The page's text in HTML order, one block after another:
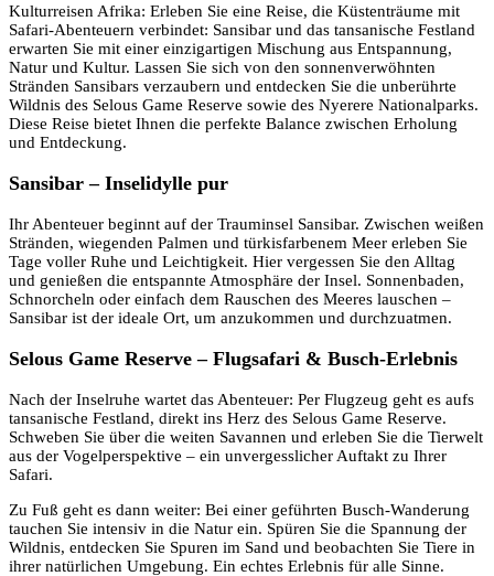
Kulturreisen Afrika: Erleben Sie eine Reise, die Küstenträume mit
Safari-Abenteuern verbindet: Sansibar und das tansanische Festland
erwarten Sie mit einer einzigartigen Mischung aus Entspannung,
Natur und Kultur. Lassen Sie sich von den sonnenverwöhnten
Stränden Sansibars verzaubern und entdecken Sie die unberührte
Wildnis des Selous Game Reserve sowie des Nyerere Nationalparks.
Diese Reise bietet Ihnen die perfekte Balance zwischen Erholung
und Entdeckung.
Sansibar – Inselidylle pur
Ihr Abenteuer beginnt auf der Trauminsel Sansibar. Zwischen weißen
Stränden, wiegenden Palmen und türkisfarbenem Meer erleben Sie
Tage voller Ruhe und Leichtigkeit. Hier vergessen Sie den Alltag
und genießen die entspannte Atmosphäre der Insel. Sonnenbaden,
Schnorcheln oder einfach dem Rauschen des Meeres lauschen –
Sansibar ist der ideale Ort, um anzukommen und durchzuatmen.
Selous Game Reserve – Flugsafari & Busch-Erlebnis
Nach der Inselruhe wartet das Abenteuer: Per Flugzeug geht es aufs
tansanische Festland, direkt ins Herz des Selous Game Reserve.
Schweben Sie über die weiten Savannen und erleben Sie die Tierwelt
aus der Vogelperspektive – ein unvergesslicher Auftakt zu Ihrer
Safari.
Zu Fuß geht es dann weiter: Bei einer geführten Busch-Wanderung
tauchen Sie intensiv in die Natur ein. Spüren Sie die Spannung der
Wildnis, entdecken Sie Spuren im Sand und beobachten Sie Tiere in
ihrer natürlichen Umgebung. Ein echtes Erlebnis für alle Sinne.